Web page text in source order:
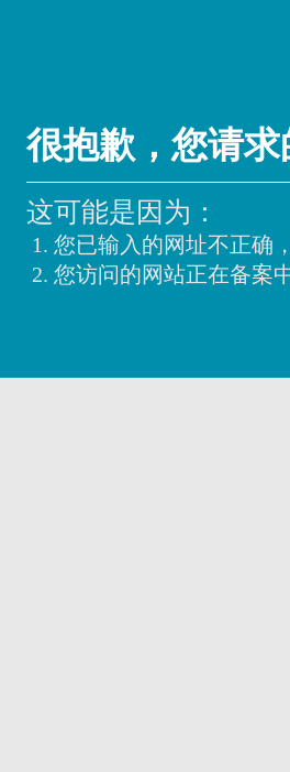
很抱歉，您请
这可能是因为：
您已输入的网址不正确
您访问的网站正在备案